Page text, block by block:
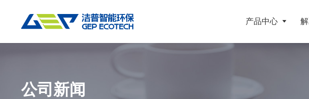
产品中心
撕碎设备 破碎设备
重点应用
公司新闻